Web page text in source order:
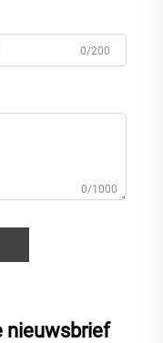
0/200
0/1000
nieuwsbrief